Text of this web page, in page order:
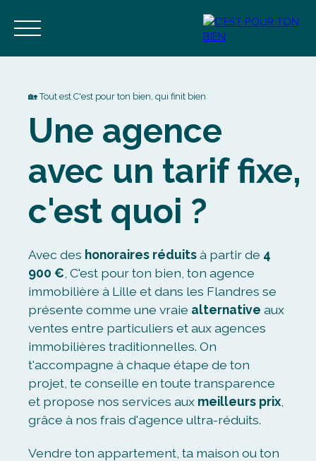
Estimer Blog Contact
Estimation Alerte mail
🏡 Tout est C'est pour ton bien, qui finit bien
Une agence
avec un tarif fixe,
c'est quoi ?
Avec des honoraires réduitsà partir de 4
900 € , C'est pour ton bien, ton agence
immobilière à Lille et dans les Flandres se
présente comme une vraie alternative aux
ventes entre particuliers et aux agences
immobilières traditionnelles. On
t'accompagne à chaque étape de ton
projet, te conseille en toute transparence
et propose nos services aux meilleurs prix
grâce à nos frais d'agence ultra-réduits.
Vendre ton appartement, ta maison ou ton